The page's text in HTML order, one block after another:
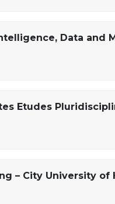
Data and
Etudes
– City University